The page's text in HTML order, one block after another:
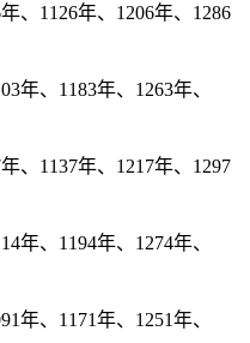
、1126年、1206年、1286
年、1183年、1263年、
、1137年、1217年、1297
年、1194年、1274年、
年、1171年、1251年、